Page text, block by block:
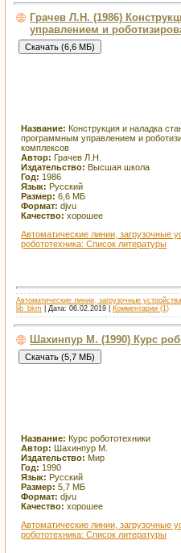
Грачев Л.Н. (1986)
управлением и
Название: Конструкция и наладка
программным управлением и
комплексов
Автор: Грачев Л.Н.
Издательство: Высшая школа
Год: 1986
Язык: Русский
Размер: 6,6 МБ
Формат: djvu
Качество: хорошее
Автоматические линии, загрузочные
робототехника: Список литературы
Автоматические линии, загрузочные
lib_bkm | Дата: 06.02.2019 Комментарии (1)
Шахинпур М. (1990) Курс
Название: Курс робототехники
Автор: Шахинпур М.
Издательство: Мир
Год: 1990
Язык: Русский
Размер: 5,7 МБ
Формат: djvu
Качество: хорошее
Автоматические линии, загрузочные
робототехника: Список литературы